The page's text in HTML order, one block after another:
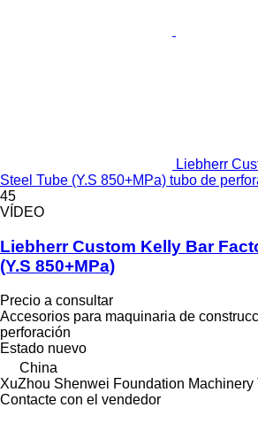
Liebherr
Steel Tube (Y.S 850+MPa) tubo de
45
VÍDEO
Liebherr Custom Kelly Bar
(Y.S 850+MPa)
Precio a consultar
Accesorios para maquinaria de
perforación
Estado nuevo
China
XuZhou Shenwei Foundation Machinery
Contacte con el vendedor